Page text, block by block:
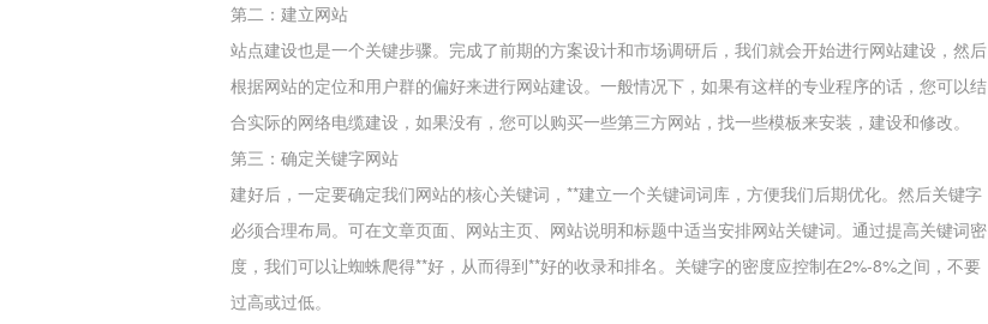
第二：建立网站
站点建设也是一个关键步骤。完成了前期的方案设计和市场调研后，我们就会开始进行网站建设，然后
根据网站的定位和用户群的偏好来进行网站建设。一般情况下，如果有这样的专业程序的话，您可以结
合实际的网络电缆建设，如果没有，您可以购买一些第三方网站，找一些模板来安装，建设和修改。
第三：确定关键字网站
建好后，一定要确定我们网站的核心关键词，**建立一个关键词词库，方便我们后期优化。然后关键字
必须合理布局。可在文章页面、网站主页、网站说明和标题中适当安排网站关键词。通过提高关键词密
度，我们可以让蜘蛛爬得**好，从而得到**好的收录和排名。关键字的密度应控制在2%-8%之间，不要
过高或过低。